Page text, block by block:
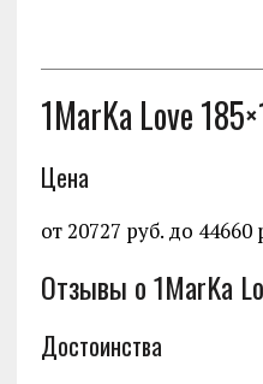
1MarKa Love
Цена
от 20727 руб. до 44660
Отзывы о 1MarKa
Достоинства